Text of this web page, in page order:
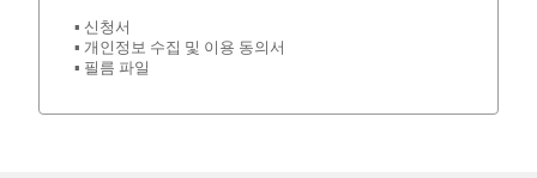
▪ 신청서
▪ 개인정보 수집 및 이용 동의서
▪ 필름 파일